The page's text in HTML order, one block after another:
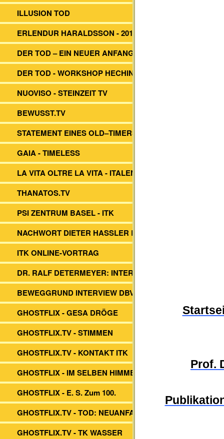
ILLUSION TOD
ERLENDUR HARALDSSON - 2017
DER TOD – EIN NEUER ANFANG?
DER TOD - WORKSHOP HECHINGEN
NUOVISO - STEINZEIT TV
BEWUSST.TV
STATEMENT EINES OLD–TIMERS
GAIA - TIMELESS
LA VITA OLTRE LA VITA - ITALEN
THANATOS.TV
PSI ZENTRUM BASEL - ITK
NACHWORT DIETER HASSLER BUCH
ITK ONLINE-VORTRAG
DR. RALF DETERMEYER: INTERVIEW
BEWEGGRUND INTERVIEW DBVs ITK
GHOSTFLIX - GESA DRÖGE
GHOSTFLIX.TV - STIMMEN
GHOSTFLIX.TV - KONTAKT ITK
GHOSTFLIX - IM SELBEN HIMMEL
GHOSTFLIX - E. S. Zum 100.
GHOSTFLIX.TV - TOD: NEUANFANG?
GHOSTFLIX.TV - TK WASSER
Prof.